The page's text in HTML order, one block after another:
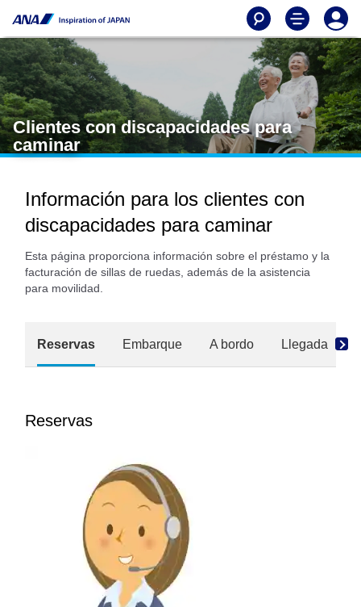
Clientes con discapacidades para
caminar
Información para los clientes con
discapacidades para caminar
Esta página proporciona información sobre el préstamo y la
facturación de sillas de ruedas, además de la asistencia
para movilidad.
Reservas Embarque A bordo Llegada
Reservas